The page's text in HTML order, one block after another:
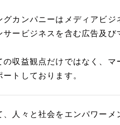
グカンパニーはメディアビ
サービジネスを含む広告及
の収益観点だけではなく、
トしております。
人々と社会をエンパワーメ